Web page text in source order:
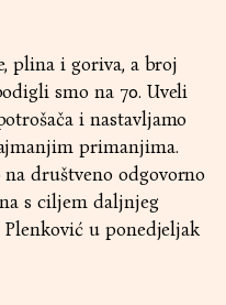
plina i goriva, a broj
smo na 70. Uveli
i nastavljamo
primanjima.
društveno odgovorno
s ciljem daljnjeg
Plenković u ponedjeljak